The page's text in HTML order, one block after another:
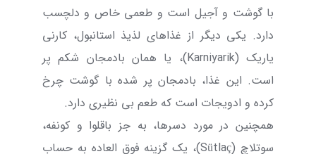
با گوشت و آجیل است و طعمی خاص و دلچسب
دارد. یکی دیگر از غذاهای لذیذ استانبول، کارنی
یاریک (Karniyarik)، یا همان بادمجان شکم پر
است. این غذا، بادمجان پر شده با گوشت چرخ
کرده و ادویجات است که طعم بی نظیری دارد.
همچنین در مورد دسرها، به جز باقلوا و کونفه،
سوتلاچ (
Sütlaç
)، یک گزینه فوق العاده به حساب